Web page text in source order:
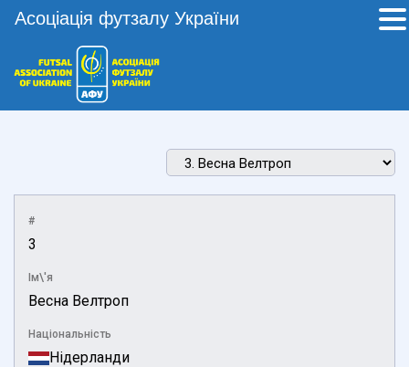
#
3
Ім\'я
Весна Велтроп
Національність
Нідерланди
Асоціація футзалу України